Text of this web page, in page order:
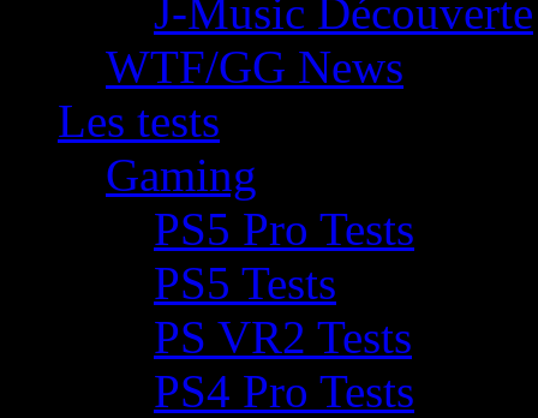
J-Music Découverte
WTF/GG News
Les tests
Gaming
PS5 Pro Tests
PS5 Tests
PS VR2 Tests
PS4 Pro Tests